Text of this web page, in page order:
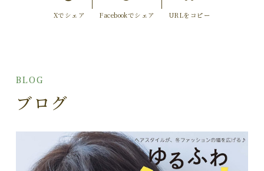
Xでシェア Facebookでシェア URLをコピー
BLOG
ブログ